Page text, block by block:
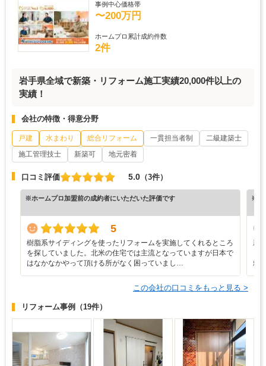
事例中心価格帯
〜200万円
ホームプロ累計成約件数
2件
岩手県全域で新築・リフォーム施工実績20,000件以上の
実績！
会社の特徴・得意分野
戸建 水まわり 総合リフォーム 一貫担当者制
二級建築士
施工管理技士
新築可 地元密着
口コミ評価 5.0 （3件）
※ホームプロ加盟前の成約者にいただいた評価です
5
樹脂系サイディングを使ったリフォームを実施してくれるところ
を探していました。北米の住宅では主流となっていますが日本で
はなかなかやって頂ける所がなく困っていまし…
※ホ
新
頼
この会社の口コミをもっと見る >
リフォーム事例 （19件）